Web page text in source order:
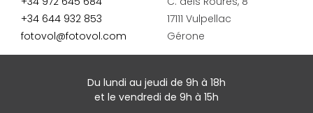
+34 644 932 853
fotovol@fotovol.com
17111 Vulpellac
Gérone
Du lundi au jeudi de 9h à 18h
et le vendredi de 9h à 15h